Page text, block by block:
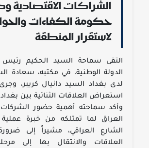
الشراكات الاقتصادية
حكومة الكفاءات
لاستقرار المنطقة
التقى سماحة السيد الحكيم
الدولة الوطنية، في مكتبه، سعادة
لدى بغداد السيد دانيال كريبر،
استعراض العلاقات الثنائية بين
وأكد سماحته أهمية حضور الشركات
العراق لما تمتلكه من خبرة
الشارع العراقي، مشيراً إلى
العلاقات والانتقال بها إلى